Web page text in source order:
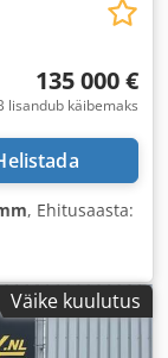
135 000 €
lisandub käibemaks
, Ehitusaasta:
Väike kuulutus